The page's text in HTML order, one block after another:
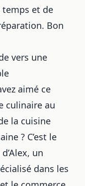
temps et de
Bon
vers une
aimé ce
culinaire au
la cuisine
? C’est le
un
dans les